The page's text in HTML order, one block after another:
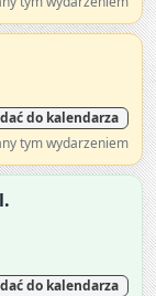
do kalendarza
tym wydarzeniem
do kalendarza